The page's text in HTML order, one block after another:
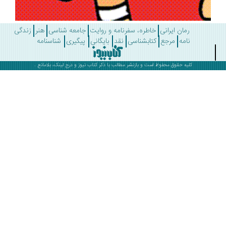
رمان ایرانی خاطره، سفرنامه و روایت جامعه شناسی هنر زندگی
مرجع کتابشناسی نقد بایگانی پیگیری شناسنامه
کلیه حقوق محفوظ است و بازنشر مطالب با ذکرکتاب نیوزو درج لینک، بلامانع .